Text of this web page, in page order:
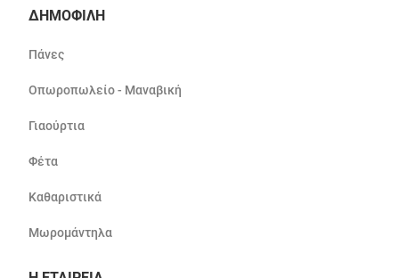
ΔΗΜΟΦΙΛΗ
Πάνες
Οπωροπωλείο - Μαναβική
Γιαούρτια
Φέτα
Καθαριστικά
Μωρομάντηλα